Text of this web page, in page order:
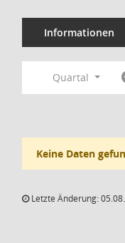
Informationen
Quartal
Keine Daten
Letzte Änderung: